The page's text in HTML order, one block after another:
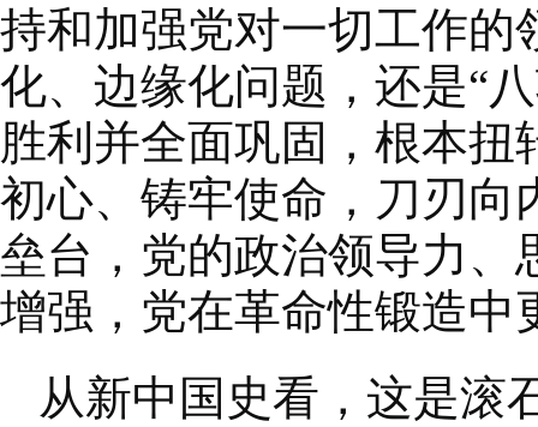
持和加强党对一切工作的
化、边缘化问题，还是“
胜利并全面巩固，根本
初心、铸牢使命，刀刃向
垒台，党的政治领导力、
增强，党在革命性锻造中
从新中国史看，这是滚